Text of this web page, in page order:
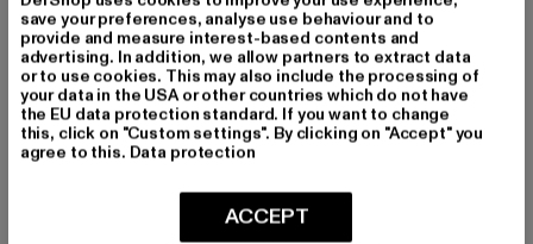
save your preferences, analyse use behaviour and to
provide and measure interest-based contents and
advertising. In addition, we allow partners to extract data
or to use cookies. This may also include the processing of
your data in the USA or other countries which do not have
the EU data protection standard. If you want to change
this, click on "Custom settings". By clicking on "Accept" you
agree to this. Data protection
ACCEPT